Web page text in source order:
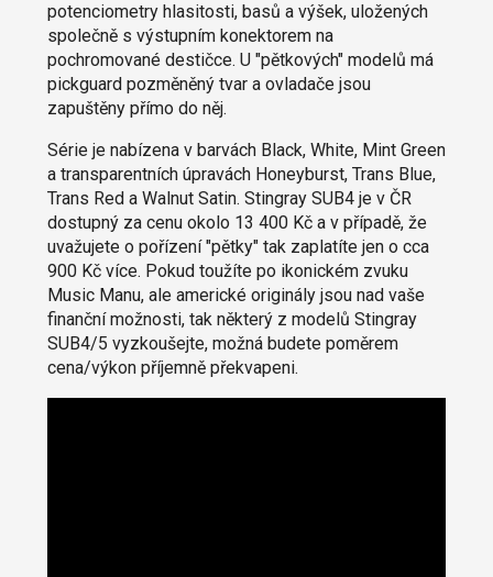
potenciometry hlasitosti, basů a výšek, uložených
společně s výstupním konektorem na
pochromované destičce. U "pětkových" modelů má
pickguard pozměněný tvar a ovladače jsou
zapuštěny přímo do něj.
Série je nabízena v barvách Black, White, Mint Green
a transparentních úpravách Honeyburst, Trans Blue,
Trans Red a Walnut Satin. Stingray SUB4 je v ČR
dostupný za cenu okolo 13 400 Kč a v případě, že
uvažujete o pořízení "pětky" tak zaplatíte jen o cca
900 Kč více. Pokud toužíte po ikonickém zvuku
Music Manu, ale americké originály jsou nad vaše
finanční možnosti, tak některý z modelů Stingray
SUB4/5 vyzkoušejte, možná budete poměrem
cena/výkon příjemně překvapeni.